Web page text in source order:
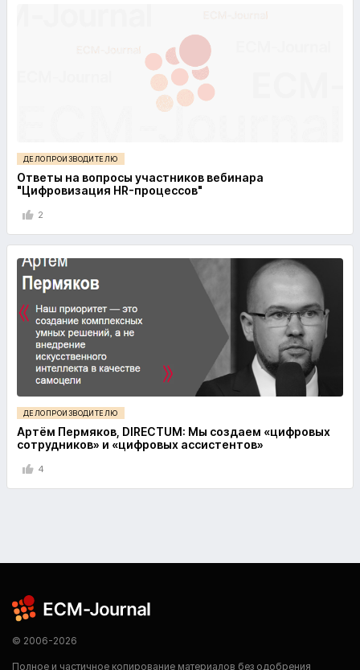
ДЕЛОПРОИЗВОДИТЕЛЮ
Ответы на вопросы участников вебинара
"Цифровизация HR-процессов"
2
ДЕЛОПРОИЗВОДИТЕЛЮ
Артём Пермяков, DIRECTUM: Мы создаем «цифровых
сотрудников» и «цифровых ассистентов»
4
© 2006-2026
Полное и частичное копирование материалов без одобрения